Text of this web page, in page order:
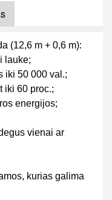
(12,6 m + 0,6 m):
lauke;
iki 50 000 val.;
iki 60 proc.;
energijos;
vienai ar
kurias galima